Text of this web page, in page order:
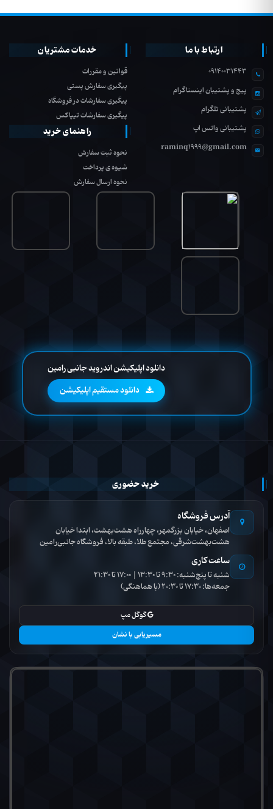
ارتباط با ما
09140031443
پیج و پشتیبان اینستاگرام
پشتیبانی تلگرام
پشتیبانی واتس اپ
raminq1999@gmail.com
خدمات مشتریان
قوانین و مقررات
پیگیری سفارش پستی
پیگیری سفارشات در فروشگاه
پیگیری سفارشات تیپاکس
راهنمای خرید
نحوه ثبت سفارش
شیوه ی پرداخت
نحوه ارسال سفارش
دانلود اپلیکیشن اندروید جانبی رامین
دانلود مستقیم اپلیکیشن
خرید حضوری
آدرس فروشگاه
اصفهان، خیابان بزرگمهر، چهارراه هشت‌بهشت، ابتدا خیابان
هشت‌بهشت‌شرقی، مجتمع طلا، طبقه بالا، فروشگاه جانبی‌رامین
ساعت کاری
شنبه تا پنج‌شنبه: 9:30 تا 13:30 | 17:00 تا 21:30
جمعه‌ها: 17:30 تا 20:30 (با هماهنگی)
گوگل مپ
مسیریابی با نشان